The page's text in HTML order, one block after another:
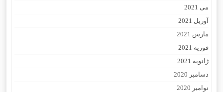
می 2021
آوریل 2021
مارس 2021
فوریه 2021
ژانویه 2021
دسامبر 2020
نوامبر 2020